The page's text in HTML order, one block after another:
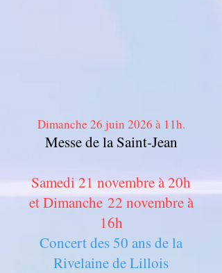
Dimanche 26 juin 2026 à 11h.
Messe de la Saint-Jean
Samedi 21 novembre à 20h
etDimanche22 novembre à
16h
Concert des 50 ans de la
Rivelaine de Lillois